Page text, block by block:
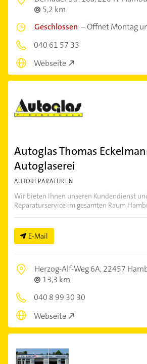
5,2 km
Geschlossen –Öffnet Montag
040 61 57 33
Webseite
Autoglas Thomas
Autoglaserei
AUTOREPARATUREN
Wir bieten Ihnen unseren Kundendienst
Reparaturservice im gesamten Raum
E-Mail
Herzog-Alf-Weg 6A,22457
13,3 km
040 8 99 30 30
Webseite